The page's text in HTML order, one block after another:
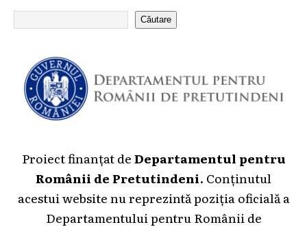
Căutare
Proiect finanțat deDepartamentul pentru
Românii de Pretutindeni. Conținutul
acestui website nu reprezintă poziția oficială a
Departamentului pentru Românii de